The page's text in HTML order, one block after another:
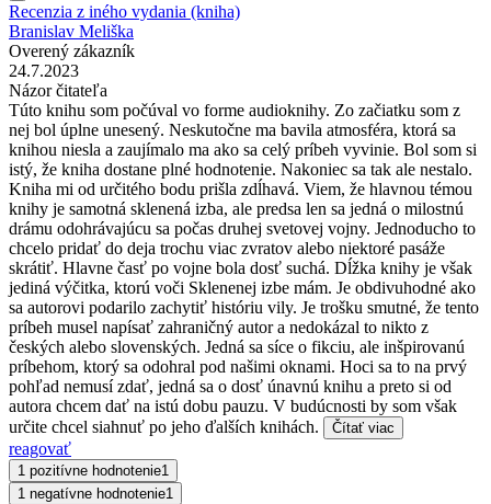
Recenzia z iného vydania (kniha)
Branislav Meliška
Overený zákazník
24.7.2023
Názor čitateľa
Túto knihu som počúval vo forme audioknihy. Zo začiatku som z
nej bol úplne unesený. Neskutočne ma bavila atmosféra, ktorá sa
knihou niesla a zaujímalo ma ako sa celý príbeh vyvinie. Bol som si
istý, že kniha dostane plné hodnotenie. Nakoniec sa tak ale nestalo.
Kniha mi od určitého bodu prišla zdĺhavá. Viem, že hlavnou témou
knihy je samotná sklenená izba, ale predsa len sa jedná o milostnú
drámu odohrávajúcu sa počas druhej svetovej vojny. Jednoducho to
chcelo pridať do deja trochu viac zvratov alebo niektoré pasáže
skrátiť. Hlavne časť po vojne bola dosť suchá. Dĺžka knihy je však
jediná výčitka, ktorú voči Sklenenej izbe mám. Je obdivuhodné ako
sa autorovi podarilo zachytiť históriu vily. Je trošku smutné, že tento
príbeh musel napísať zahraničný autor a nedokázal to nikto z
českých alebo slovenských. Jedná sa síce o fikciu, ale inšpirovanú
príbehom, ktorý sa odohral pod našimi oknami. Hoci sa to na prvý
pohľad nemusí zdať, jedná sa o dosť únavnú knihu a preto si od
autora chcem dať na istú dobu pauzu. V budúcnosti by som však
určite chcel siahnuť po jeho ďalších knihách.
Čítať viac
reagovať
1 pozitívne hodnotenie1
1 negatívne hodnotenie1